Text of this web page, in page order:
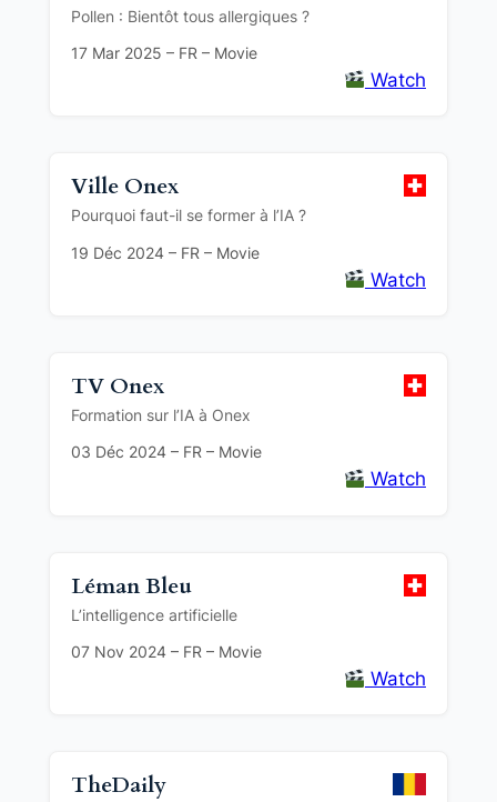
Pollen : Bientôt tous allergiques ?
17 Mar 2025 – FR – Movie
Watch
Ville Onex
Pourquoi faut-il se former à l’IA ?
19 Déc 2024 – FR – Movie
Watch
TV Onex
Formation sur l’IA à Onex
03 Déc 2024 – FR – Movie
Watch
Léman Bleu
L’intelligence artificielle
07 Nov 2024 – FR – Movie
Watch
TheDaily